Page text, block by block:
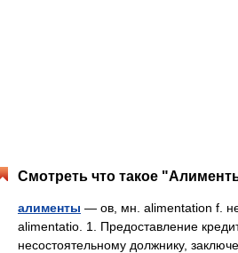
Смотреть что такое
алименты — ов, мн. alimentation f.
alimentatio. 1. Предоставление
несостоятельному должнику,